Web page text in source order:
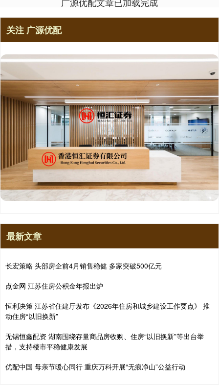
关注 广源优配
最新文章
长宏策略 头部房企前4月销售稳健 多家突破500亿元
点金网 江苏住房公积金年报出炉
恒利决策 江苏省住建厅发布《2026年住房和城乡建设工作要点》 推
动住房“以旧换新”
无锡恒鑫配资 湖南围绕存量商品房收购、住房“以旧换新”等出台举
措，支持楼市平稳健康发展
优配中国 母亲节暖心同行 重庆万科开展“无痕净山”公益行动